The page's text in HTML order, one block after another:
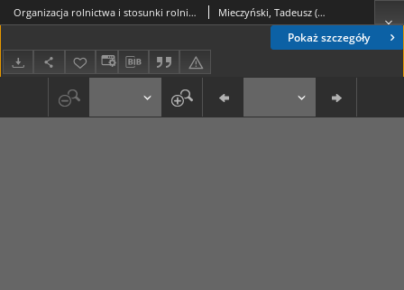
Pokaż szczegóły
Organizacja rolnictwa i stosunki rolnicze w Stanach Zjednoczonych Północnej Ameryki Mieczyński, Tadeusz (1888-1947)